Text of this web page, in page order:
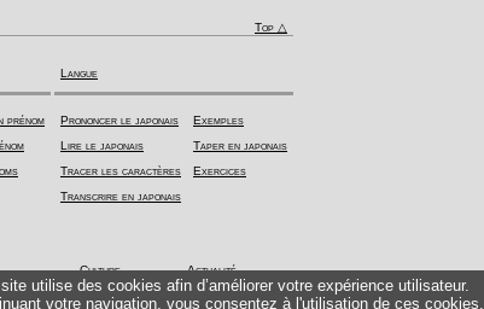
site utilise des cookies afin d’améliorer votre expérience utilisateur.
votre navigation, vous consentez à l'utilisation de ces cookies.
Top △
prénom
Langue
Prononcer le japonais
Lire le japonais
Tracer les caractères
Transcrire en japonais
Exemples
Taper en japonais
Exercices
Culture Actualité